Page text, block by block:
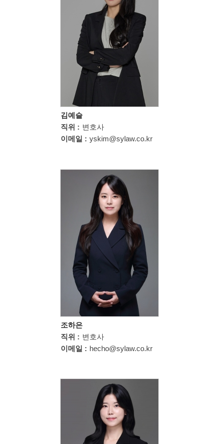
김예슬
직위 : 변호사
이메일 : yskim@sylaw.co.kr
조하은
직위 : 변호사
이메일 : hecho@sylaw.co.kr